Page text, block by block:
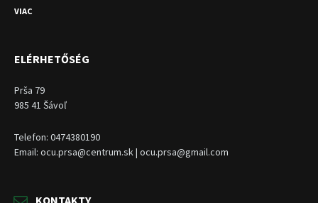
VIAC
ELÉRHETŐSÉG
Prša 79
985 41 Šávoľ
Telefon: 0474380190
Email: ocu.prsa@centrum.sk | ocu.prsa@gmail.com
KONTAKTY